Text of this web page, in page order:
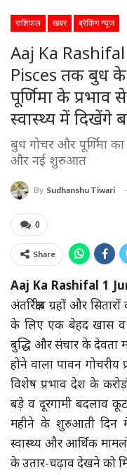
राशिफल खबर ब्रेकिंग न्यूज
Aaj Ka
Pisces तक बुध के
पूर्णिमा के प्रभाव
स्वास्थ्य में दिखेंगे
बुध गोचर और पूर्णिमा
और नई शुरुआत
By Sudhanshu Tiwari
0
Share
Aaj Ka Rashifal 1
अंतरिक्षीय ग्रहों और
के लिए एक बेहद खास व
बुद्धि और संचार के देवता
होने वाला पावन
विशेष प्रभाव देश के
बड़े व दूरगामी बदलाव
महीने के शुरुआती दिन में
स्वास्थ्य और आर्थिक
के उतार-चढ़ाव देखने को